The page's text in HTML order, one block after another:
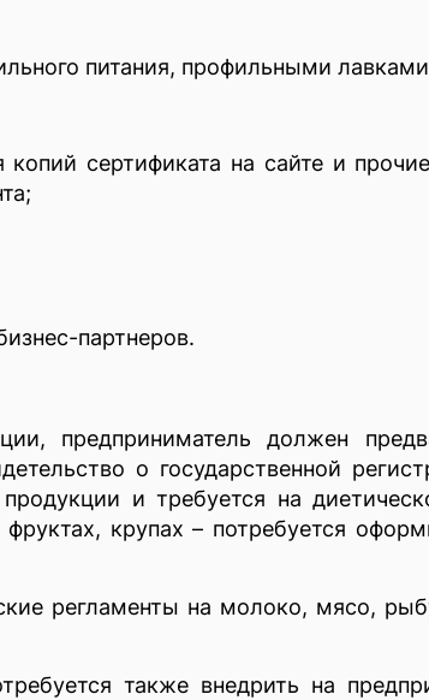
питания, профильными
сертификата на сайте и
партнеров.
предприниматель должен
о государственной
и требуется на
крупах – потребуется
регламенты на молоко, мясо,
также внедрить на